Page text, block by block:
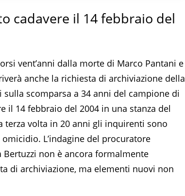
cadavere il 14 febbraio del
vent’anni dalla morte di Marco Pantani e
anche la richiesta di archiviazione della
scomparsa a 34 anni del campione di
il 14 febbraio del 2004 in una stanza del
terza volta in 20 anni gli inquirenti sono
L’indagine del procuratore
non è ancora formalmente
di archiviazione, ma elementi nuovi non